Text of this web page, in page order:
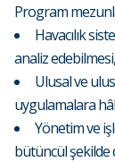
Program
Havacılık
analiz edebilmesi,
Ulusal ve
uygulamalara
Yönetim ve
bütüncül şekilde